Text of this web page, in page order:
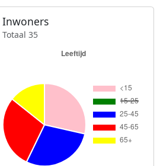
Inwoners
Totaal 35